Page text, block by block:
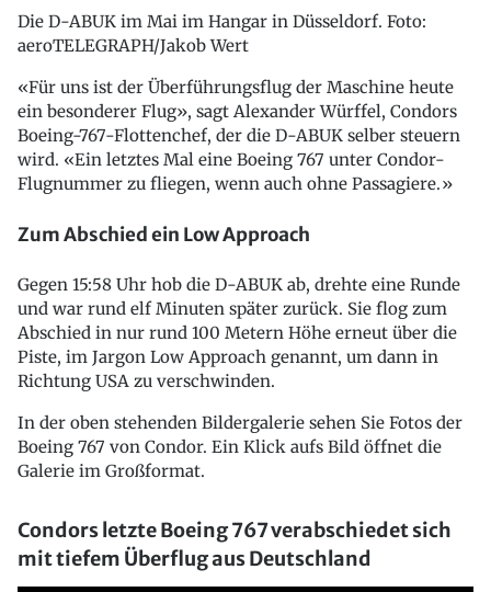
Die D-ABUK im Mai im Hangar in Düsseldorf. Foto:
aeroTELEGRAPH/Jakob Wert
«Für uns ist der Überführungsflug der Maschine heute
ein besonderer Flug», sagt Alexander Würffel, Condors
Boeing-767-Flottenchef, der die D-ABUK selber steuern
wird. «Ein letztes Mal eine Boeing 767 unter Condor-
Flugnummer zu fliegen, wenn auch ohne Passagiere.»
Zum Abschied ein Low Approach
Gegen 15:58 Uhr hob die D-ABUK ab, drehte eine Runde
und war rund elf Minuten später zurück. Sie flog zum
Abschied in nur rund 100 Metern Höhe erneut über die
Piste, im Jargon Low Approach genannt, um dann in
Richtung USA zu verschwinden.
In der oben stehenden Bildergalerie sehen Sie Fotos der
Boeing 767 von Condor. Ein Klick aufs Bild öffnet die
Galerie im Großformat.
Condors letzte Boeing 767 verabschiedet sich
mit tiefem Überflug aus Deutschland